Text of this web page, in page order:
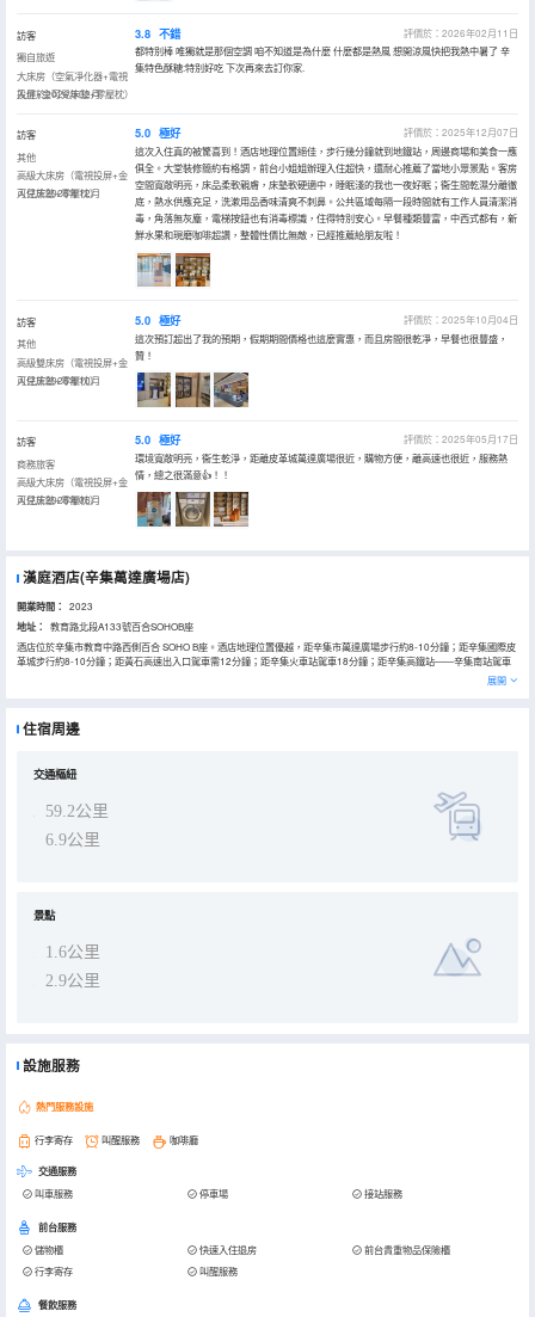
訪客
獨自旅遊
大床房（空氣凈化器+電視
投屏+金可兒床墊+零壓枕）
入住於2026年02月
3.8 不錯
評價於：2026年02月11日
都特別棒 唯獨就是那個空調 咱不知道是為什麼 什麼都是熱風 想開涼風快把我熱中暑了 辛
集特色酥糖:特別好吃 下次再來去訂你家.
訪客
其他
高級大床房（電視投屏+金
可兒床墊+零壓枕）
入住於2025年12月
5.0 極好
評價於：2025年12月07日
這次入住真的被驚喜到！酒店地理位置絕佳，步行幾分鐘就到地鐵站，周邊商場和美食一應
俱全。大堂裝修簡約有格調，前台小姐姐辦理入住超快，還耐心推薦了當地小眾景點。客房
空間寬敞明亮，床品柔軟親膚，床墊軟硬適中，睡眠淺的我也一夜好眠；衞生間乾濕分離徹
底，熱水供應充足，洗漱用品香味清爽不刺鼻。公共區域每隔一段時間就有工作人員清潔消
毒，角落無灰塵，電梯按鈕也有消毒標識，住得特別安心。早餐種類豐富，中西式都有，新
鮮水果和現磨咖啡超讚，整體性價比無敵，已經推薦給朋友啦！
訪客
其他
高級雙床房（電視投屏+金
可兒床墊+零壓枕）
入住於2025年10月
5.0 極好
評價於：2025年10月04日
這次預訂超出了我的預期，假期期間價格也這麼實惠，而且房間很乾凈，早餐也很豐盛，
贊！
訪客
商務旅客
高級大床房（電視投屏+金
可兒床墊+零壓枕）
入住於2025年05月
5.0 極好
評價於：2025年05月17日
環境寬敞明亮，衞生乾淨，距離皮革城萬達廣場很近，購物方便，離高速也很近，服務熱
情，總之很滿意👍！！
漢庭酒店(辛集萬達廣場店)
開業時間： 2023
地址：
教育路北段A133號百合SOHOB座
酒店位於辛集市教育中路西側百合 SOHO B座。酒店地理位置優越，距辛集市萬達廣場步行約8-10分鐘；距辛集國際皮
革城步行約8-10分鐘；距黃石高速出入口駕車需12分鐘；距辛集火車站駕車18分鐘；距辛集高鐵站——辛集南站駕車
展開
住宿周邊
交通樞紐
59.2公里
6.9公里
景點
1.6公里
2.9公里
設施服務
熱門服務設施
行李寄存 叫醒服務 咖啡廳
交通服務
叫車服務 停車場 接站服務
前台服務
儲物櫃 快速入住退房
前台貴重物品保險櫃
行李寄存
叫醒服務
餐飲服務